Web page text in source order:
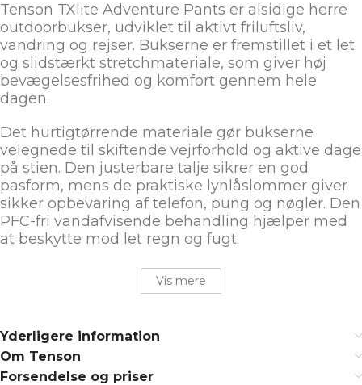
Tenson TXlite Adventure Pants er alsidige herre
outdoorbukser, udviklet til aktivt friluftsliv,
vandring og rejser. Bukserne er fremstillet i et let
og slidstærkt stretchmateriale, som giver høj
bevægelsesfrihed og komfort gennem hele
dagen.
Det hurtigtørrende materiale gør bukserne
velegnede til skiftende vejrforhold og aktive dage
på stien. Den justerbare talje sikrer en god
pasform, mens de praktiske lynlåslommer giver
sikker opbevaring af telefon, pung og nøgler. Den
PFC-fri vandafvisende behandling hjælper med
at beskytte mod let regn og fugt.
Vis mere
Yderligere information
Om Tenson
Forsendelse og priser